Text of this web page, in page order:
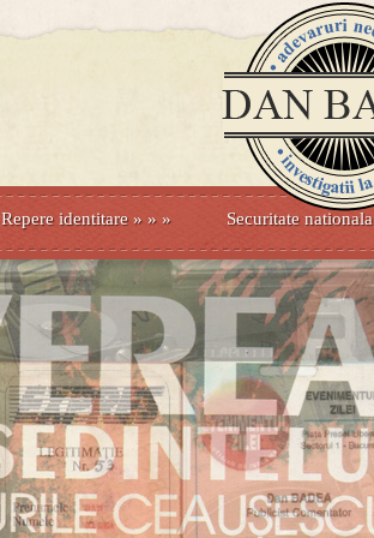
Repere identitare » » » Securitate nationala